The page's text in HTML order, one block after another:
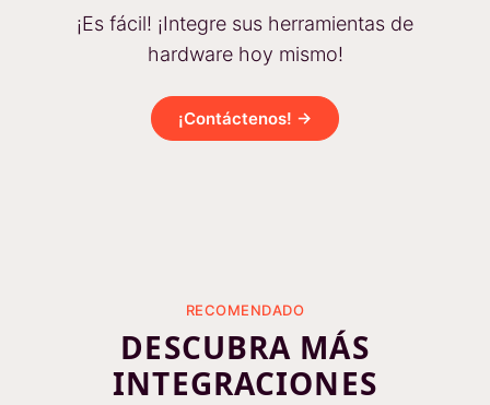
¡Es fácil! ¡Integre sus herramientas de
hardware hoy mismo!
¡Contáctenos! →
RECOMENDADO
DESCUBRA MÁS
INTEGRACIONES